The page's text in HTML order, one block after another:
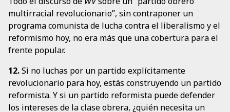
multirracial revolucionario”, sin contraponer un
programa comunista de lucha contra el liberalismo y el
reformismo hoy, no era más que una cobertura para el
frente popular.
12.Si no luchas por un partido explícitamente
revolucionario para hoy, estás construyendo un partido
reformista. Y si un partido reformista puede defender
los intereses de la clase obrera, ¿quién necesita un